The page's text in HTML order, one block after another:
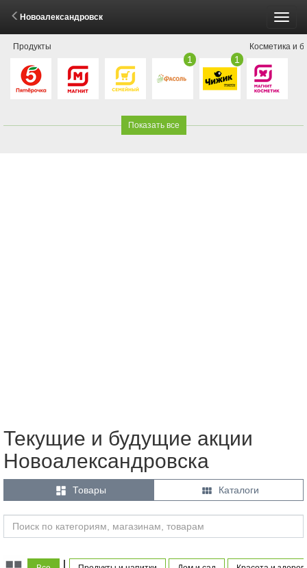
Новоалександровск
Продукты
1 1
Косметика и
Показать все
Текущие и будущие акции
Новоалександровска
 Товары  Каталоги